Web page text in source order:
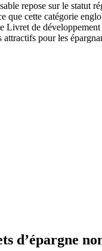
repose sur le statut
cette catégorie
de
pour les
d’épargne